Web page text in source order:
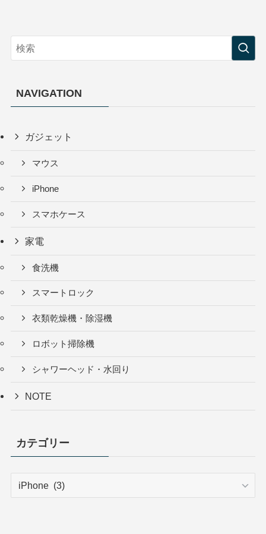
NAVIGATION
ガジェット
マウス
iPhone
スマホケース
家電
食洗機
スマートロック
衣類乾燥機・除湿機
ロボット掃除機
シャワーヘッド・水回り
NOTE
カテゴリー
カ